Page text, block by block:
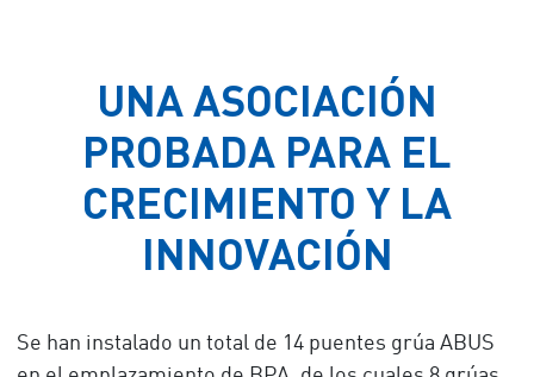
UNA ASOCIACIÓN
PROBADA PARA EL
CRECIMIENTO Y LA
INNOVACIÓN
Se han instalado un total de 14 puentes grúa ABUS